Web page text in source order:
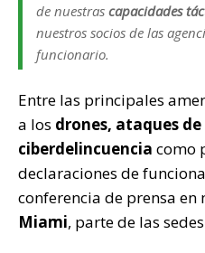
de nuestras capacidades
nuestros socios de las
funcionario.
Entre las principales
a los drones, ataques
ciberdelincuencia como
declaraciones de
conferencia de prensa en
Miami, parte de las